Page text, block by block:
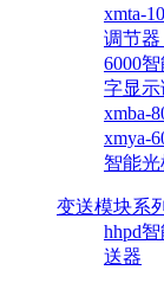
xmta-
调节器
6000
字显
xmba-
xmya-
智能
变送模块系列
hhpd
送器